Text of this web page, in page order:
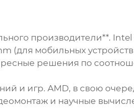
производители**. Intel
(для мобильных
решения по
и игр. AMD, в свою
и научные